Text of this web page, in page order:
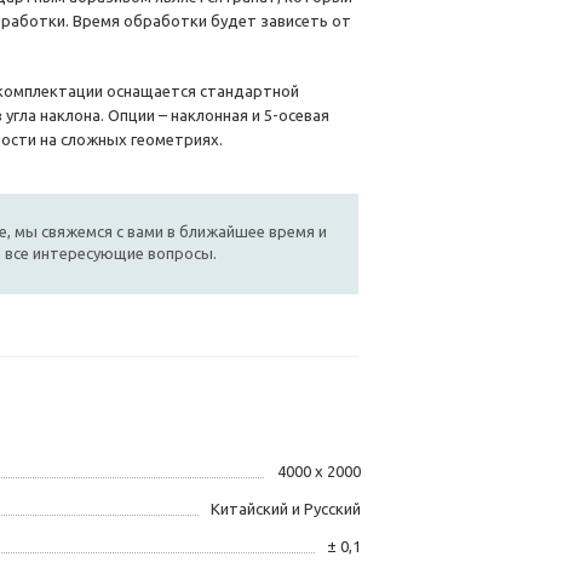
Время обработки будет зависеть от
оснащается стандартной
наклона. Опции – наклонная и 5-осевая
на сложных геометриях.
мы свяжемся с вами в ближайшее время и
все интересующие вопросы.
4000 х 2000
Китайский и Русский
± 0,1